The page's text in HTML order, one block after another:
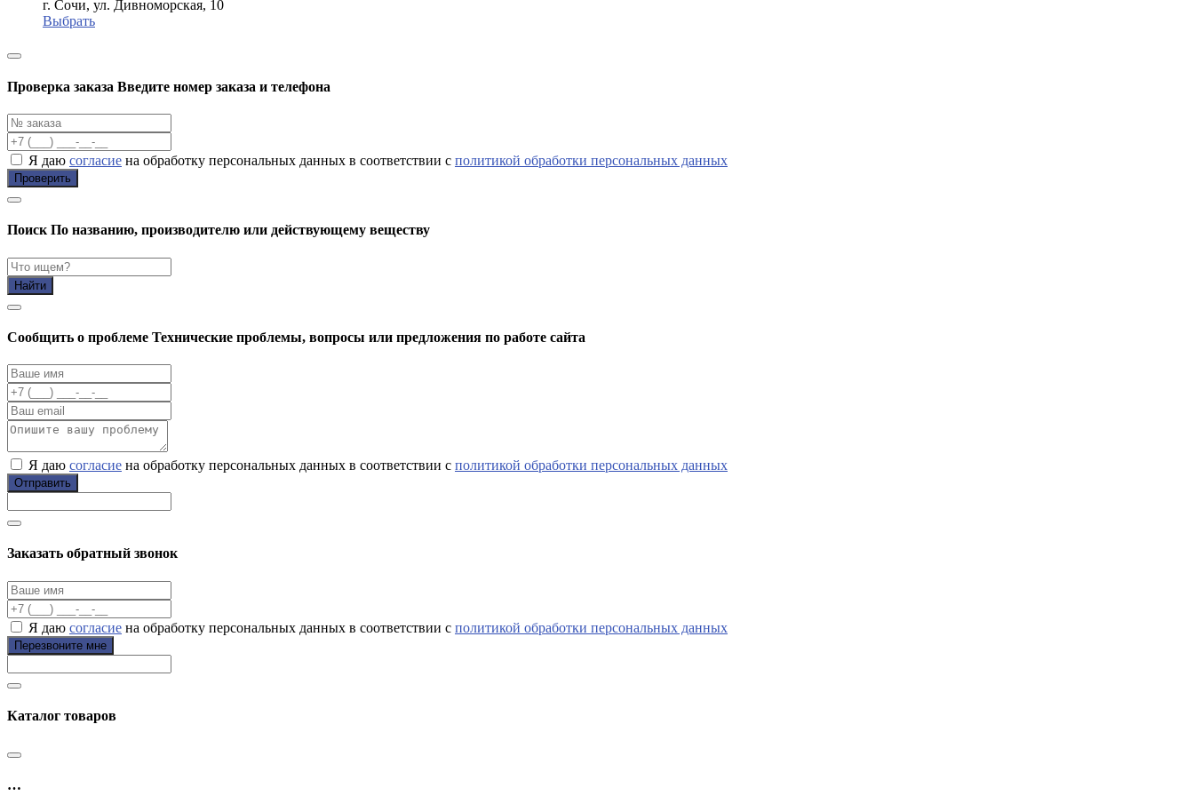
г. Сочи, ул. Дивноморская, 10
Выбрать
Проверка заказа Введите номер заказа и телефона
Я даю согласие на обработку персональных данных в соответствии с политикой обработки персональных данных
Проверить
Поиск По названию, производителю или действующему веществу
Найти
Cообщить о проблеме Технические проблемы, вопросы или предложения по работе сайта
Я даю согласие на обработку персональных данных в соответствии с политикой обработки персональных данных
Отправить
Заказать обратный звонок
Я даю согласие на обработку персональных данных в соответствии с политикой обработки персональных данных
Перезвоните мне
Каталог товаров
…